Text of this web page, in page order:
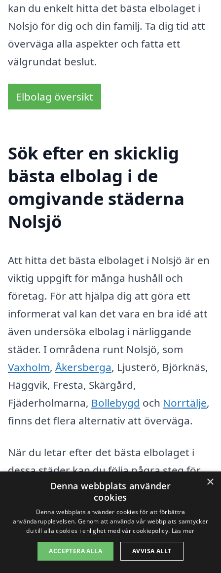
kan du enkelt hitta det bästa elbolaget i
Nolsjö för dig och din familj. Ta dig tid att
överväga alla aspekter och fatta ett
välgrundat beslut.
Elbolag översikt
Sök efter en skicklig
bästa elbolag i de
omgivande städerna
Nolsjö
Att hitta det bästa elbolaget i Nolsjö är en
viktig uppgift för många hushåll och
företag. För att hjälpa dig att göra ett
informerat val kan det vara en bra idé att
även undersöka elbolag i närliggande
städer. I områdena runt Nolsjö, som
Vaxholm, Åkersberga, Ljusterö, Björknäs,
Häggvik, Fresta, Skärgård,
Fjäderholmarna, Bollebygd och Norrtälje,
finns det flera alternativ att överväga.
När du letar efter det bästa elbolaget i
dessa städer kan du följa några steg för
att underlätta din sökning:
Jämför olika elbolagens priser och
abonnemangsanbud.
Kontrollera företagens
×
Denna webbplats använder
cookies
Denna webbplats använder cookies för att förbättra
användarupplevelsen. Genom att använda vår webbplats samtycker
du till alla cookies i enlighet med vår cookiepolicy. Läs mer
ACCEPTERA ALLA AVVISA ALLT